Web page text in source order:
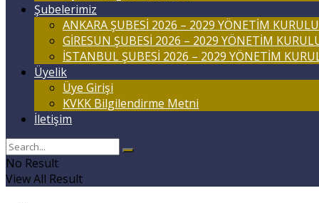
Şubelerimiz
ANKARA ŞUBESİ 2026 – 2029 YÖNETİM KURULU
GİRESUN ŞUBESİ 2026 – 2029 YÖNETİM
İSTANBUL ŞUBESİ 2026 – 2029 YÖNETİM
Üyelik
Üye Girişi
KVKK Bilgilendirme Metni
İletişim
No Result
View All Result